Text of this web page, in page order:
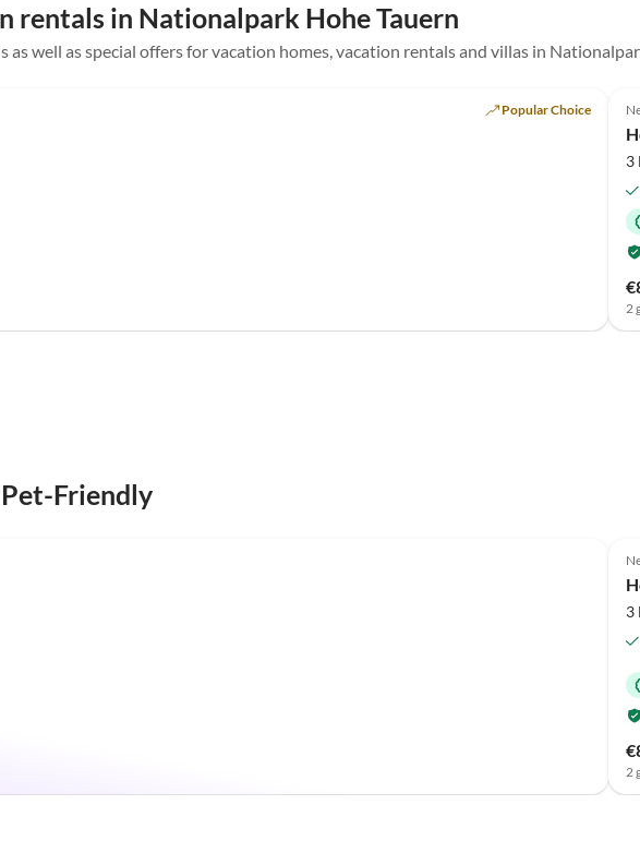
rentals in Nationalpark Hohe Tauern
well as special offers for vacation homes, vacation rentals and villas in
Popular Choice
3
2
Friendly
3
2